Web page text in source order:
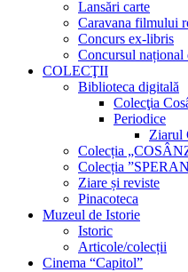
Lansări carte
Caravana filmului
Concurs ex-libris
Concursul național
COLECŢII
Biblioteca digitală
Colecţia
Periodice
Ziarul
Colecția
Colecția
Ziare și reviste
Pinacoteca
Muzeul de Istorie
Istoric
Articole/colecții
Cinema “Capitol”